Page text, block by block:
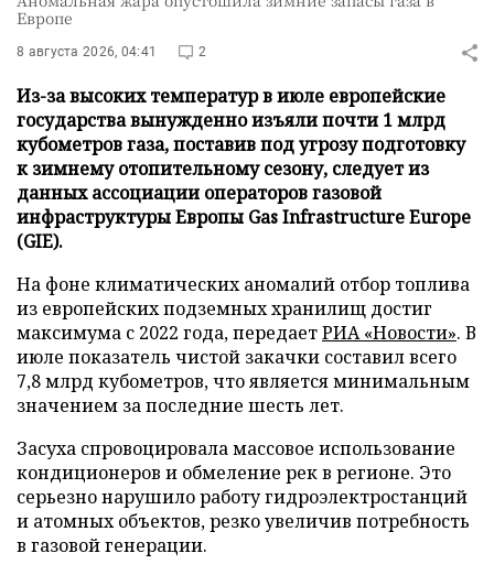
Европе
8 августа 2026, 04:41 2
Из-за высоких температур в июле европейские
государства вынужденно изъяли почти 1 млрд
кубометров газа, поставив под угрозу подготовку
к зимнему отопительному сезону, следует из
данных ассоциации операторов газовой
инфраструктуры Европы Gas Infrastructure Europe
(GIE).
На фоне климатических аномалий отбор топлива
из европейских подземных хранилищ достиг
максимума с 2022 года, передаетРИА «Новости». В
июле показатель чистой закачки составил всего
7,8 млрд кубометров, что является минимальным
значением за последние шесть лет.
Засуха спровоцировала массовое использование
кондиционеров и обмеление рек в регионе. Это
серьезно нарушило работу гидроэлектростанций
и атомных объектов, резко увеличив потребность
в газовой генерации.